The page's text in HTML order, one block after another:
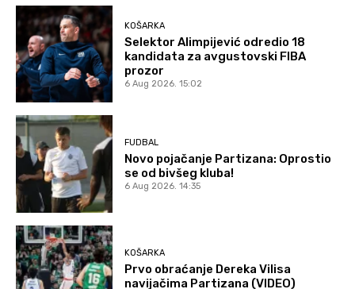
KOŠARKA
Selektor Alimpijević odredio 18
kandidata za avgustovski FIBA
prozor
6 Aug 2026. 15:02
FUDBAL
Novo pojačanje Partizana: Oprostio
se od bivšeg kluba!
6 Aug 2026. 14:35
KOŠARKA
Prvo obraćanje Dereka Vilisa
navijačima Partizana (VIDEO)